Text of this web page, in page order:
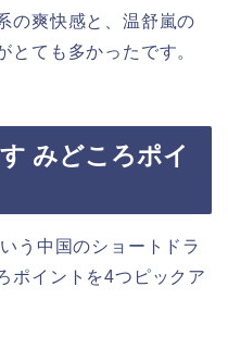
の爽快感と、温舒嵐の
とても多かったです。
みどころポイ
う中国のショートドラ
ポイントを4つピックア